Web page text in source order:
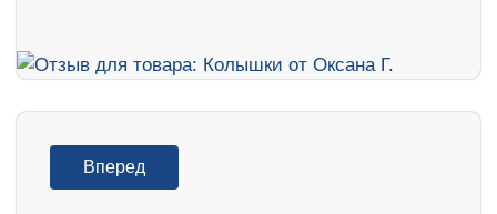
Вперед